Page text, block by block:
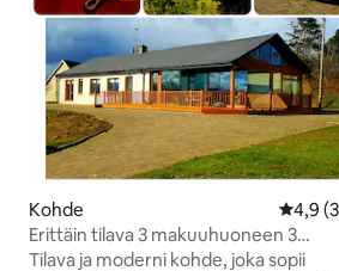
Kohde
4,9
Erittäin tilava 3 makuuhuoneen 3
kylpyhuonetta Blackwater Villagessa
Tilava ja moderni kohde, joka sopii